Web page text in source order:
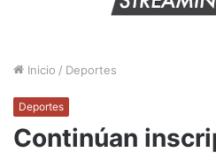
Inicio / Deportes
Deportes
Continúan